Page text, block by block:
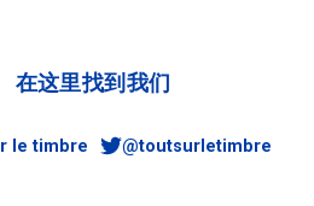
在这里找到我们
le timbre @toutsurletimbre